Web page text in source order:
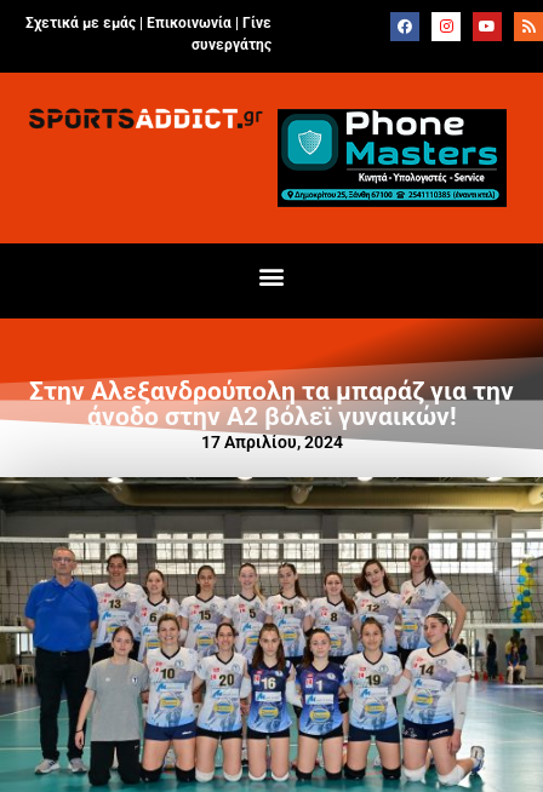
Σχετικά με εμάς | Επικοινωνία
Γίνε
συνεργάτης
Στην Αλεξανδρούπολη τα μπαράζ για την
άνοδο στην Α2 βόλεϊ γυναικών!
17 Απριλίου, 2024